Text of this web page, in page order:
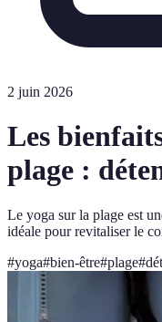
2 juin 2026
Les
plage :
Le yoga sur la plage est
idéale pour revitaliser le
#yoga#bien-être#plage#